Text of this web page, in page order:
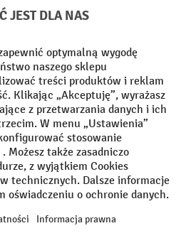
PL
danych
costsand possible delivery charges,